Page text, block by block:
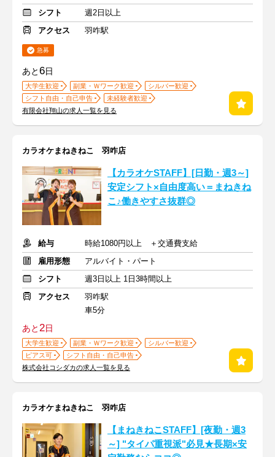
シフト
週2日以上
アクセス
羽咋駅
急募
あと6日
大学生歓迎 副業・Ｗワーク歓迎
シルバー歓迎
シフト自由・自己申告
未経験者歓迎
有限会社翔山の求人一覧を見る
カラオケまねきねこ 羽咋店
【カラオケSTAFF】[日勤・週3～]
安定シフト×自由度高い＝まねきね
こ♪働きやすさ抜群◎
給与
時給1080円以上 ＋交通費支給
雇用形態
アルバイト・パート
シフト
週3日以上 1日3時間以上
アクセス
羽咋駅
車5分
あと2日
大学生歓迎 副業・Ｗワーク歓迎
シルバー歓迎
ピアス可
シフト自由・自己申告
株式会社コシダカの求人一覧を見る
カラオケまねきねこ 羽咋店
【まねきねこSTAFF】[夜勤・週3
～] "タイパ重視派"必見★長期×安